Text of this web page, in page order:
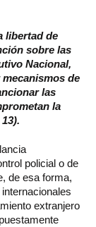
libertad de
sobre las
Nacional,
de
las
la
policial o de
de esa forma,
extranjero